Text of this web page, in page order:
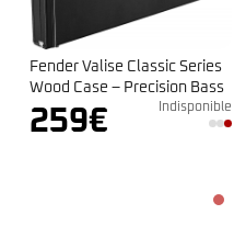
Fender Valise Classic Series
Wood Case – Precision Bass
/ Jazz Bass
259€ Indisponible